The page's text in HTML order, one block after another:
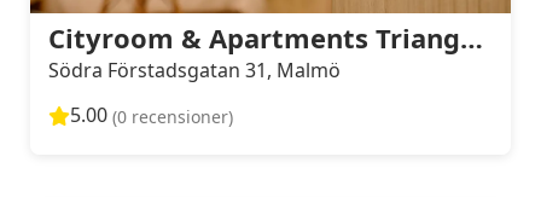
Cityroom & Apartments Triangeln
Södra Förstadsgatan 31, Malmö
5.00 (0 recensioner)